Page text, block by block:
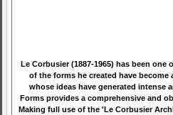
Le Corbusier (1887-1965) has been
of the forms he created have
whose ideas have generated intense
Forms provides a comprehensive and
Making full use of the 'Le Corbusier